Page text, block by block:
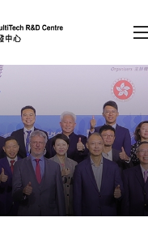
）
员登录
EN 繁 简